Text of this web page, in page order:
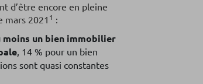
d’être encore en pleine
mars 2021 1 :
moins un bien immobilier
, 14 % pour un bien
sont quasi constantes